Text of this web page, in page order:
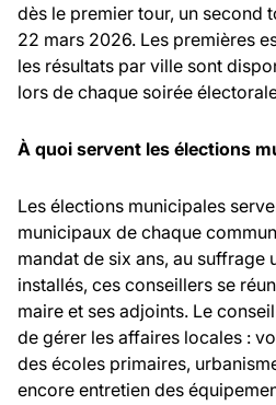
dès le premier tour, un second
22 mars 2026. Les premières
les résultats par ville sont
lors de chaque soirée
À quoi servent les élections
Les élections municipales
municipaux de chaque
mandat de six ans, au suffrage
installés, ces conseillers se
maire et ses adjoints. Le
de gérer les affaires locales :
des écoles primaires,
encore entretien des